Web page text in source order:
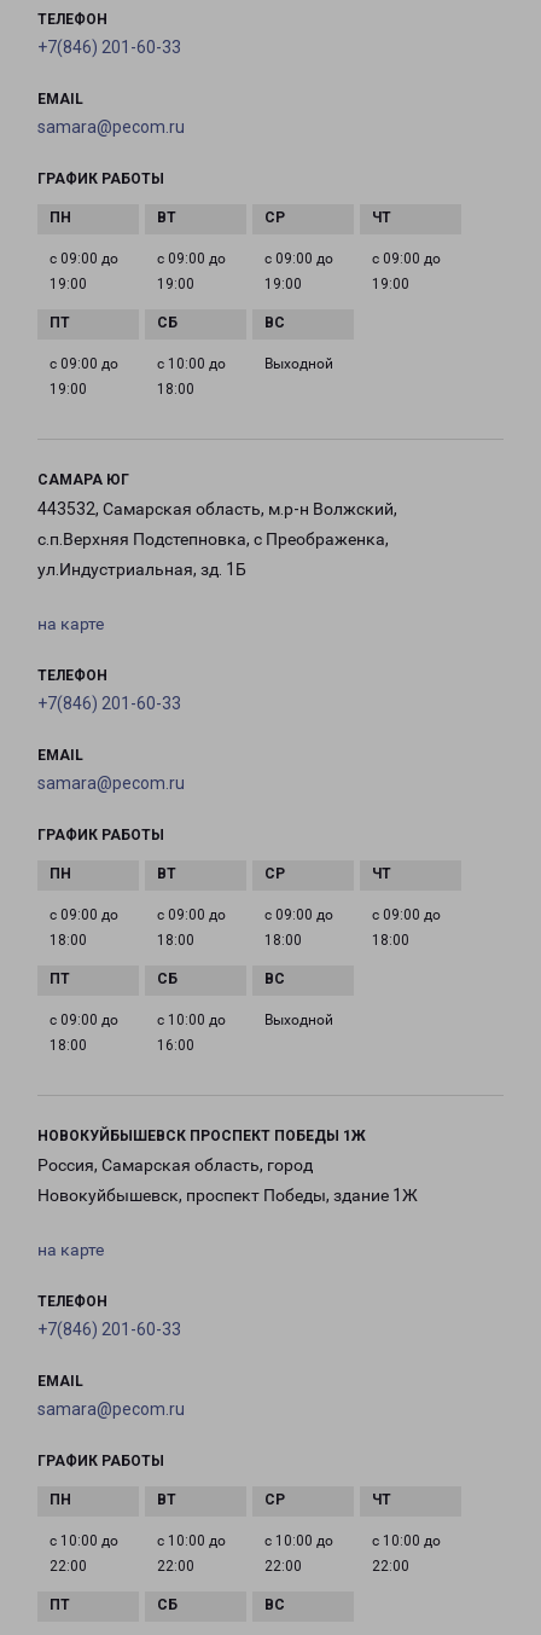
ТЕЛЕФОН
+7(846) 201-60-33
EMAIL
samara@pecom.ru
ГРАФИК РАБОТЫ
с 09:00 до
19:00
с 09:00 до
19:00
с 09:00 до
19:00
с 09:00 до
19:00
с 09:00 до
19:00
с 10:00 до
18:00
Выходной
САМАРА ЮГ
443532, Самарская область, м.р-н Волжский,
с.п.Верхняя Подстепновка, с Преображенка,
ул.Индустриальная, зд. 1Б
на карте
ТЕЛЕФОН
+7(846) 201-60-33
EMAIL
samara@pecom.ru
ГРАФИК РАБОТЫ
с 09:00 до
18:00
с 09:00 до
18:00
с 09:00 до
18:00
с 09:00 до
18:00
с 09:00 до
18:00
с 10:00 до
16:00
Выходной
НОВОКУЙБЫШЕВСК ПРОСПЕКТ ПОБЕДЫ 1Ж
Россия, Самарская область, город
Новокуйбышевск, проспект Победы, здание 1Ж
на карте
ТЕЛЕФОН
+7(846) 201-60-33
EMAIL
samara@pecom.ru
ГРАФИК РАБОТЫ
с 10:00 до
22:00
с 10:00 до
22:00
с 10:00 до
22:00
с 10:00 до
22:00